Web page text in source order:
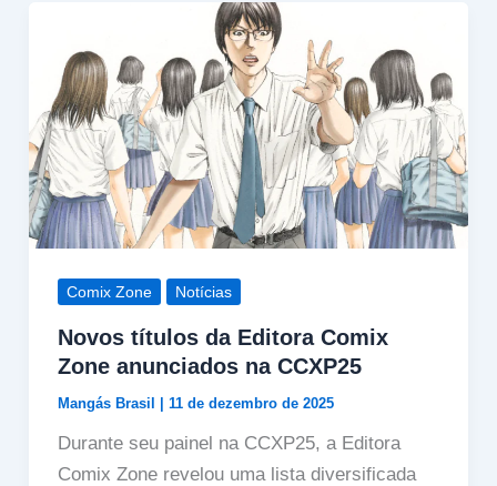
Comix Zone Notícias
Novos títulos da Editora Comix
Zone anunciados na CCXP25
Mangás Brasil 11 de dezembro de 2025
Durante seu painel na CCXP25, a Editora
Comix Zone revelou uma lista diversificada